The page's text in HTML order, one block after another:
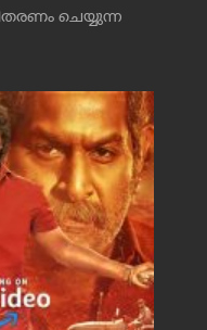
ചെയ്യുന്ന